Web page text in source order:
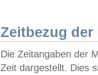
Zeitbezug der
Die Zeitangaben der
Zeit dargestellt. Dies